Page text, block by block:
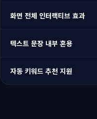
화면 전체 인터랙티브 효과
텍스트 문장 내부 혼용
자동 키워드 추천 지원